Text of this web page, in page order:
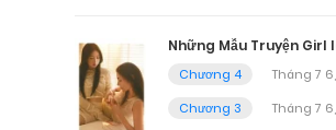
Những Mẫu Truyện Girl
Chương 4
Tháng 7
Chương 3
Tháng 7